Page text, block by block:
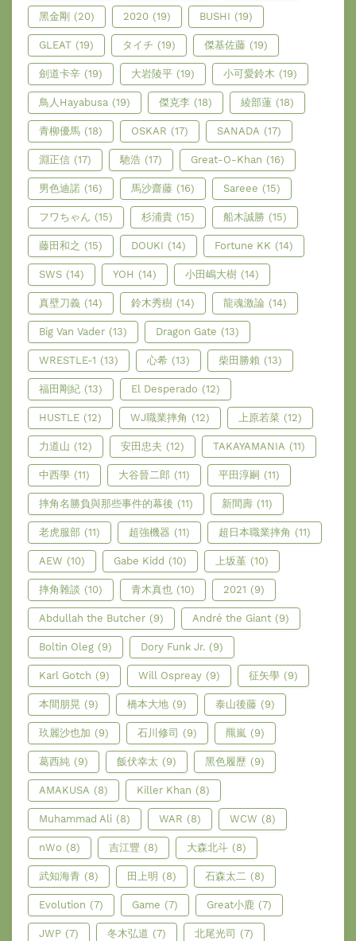
黑金剛 (20) 2020 (19) BUSHI (19)
GLEAT (19) タイチ (19) 傑基佐藤 (19)
劍道卡辛 (19) 大岩陵平 (19) 小可愛鈴木 (19)
鳥人Hayabusa (19) 傑克李 (18) 綾部蓮 (18)
青柳優馬 (18) OSKAR (17) SANADA (17)
淵正信 (17) 馳浩 (17) Great-O-Khan (16)
男色迪諾 (16) 馬沙齋藤 (16) Sareee (15)
フワちゃん (15) 杉浦貴 (15) 船木誠勝 (15)
藤田和之 (15) DOUKI (14) Fortune KK (14)
SWS (14) YOH (14) 小田嶋大樹 (14)
真壁刀義 (14) 鈴木秀樹 (14) 龍魂激論 (14)
Big Van Vader (13) Dragon Gate (13)
WRESTLE-1 (13) 心希 (13) 柴田勝賴 (13)
福田剛紀 (13) El Desperado (12)
HUSTLE (12) WJ職業摔角 (12) 上原若菜 (12)
力道山 (12) 安田忠夫 (12) TAKAYAMANIA (11)
中西學 (11) 大谷晉二郎 (11) 平田淳嗣 (11)
摔角名勝負與那些事件的幕後 (11) 新間壽 (11)
老虎服部 (11) 超強機器 (11) 超日本職業摔角 (11)
AEW (10) Gabe Kidd (10) 上坂堇 (10)
摔角雜談 (10) 青木真也 (10) 2021 (9)
Abdullah the Butcher (9) André the Giant (9)
Boltin Oleg (9) Dory Funk Jr. (9)
Karl Gotch (9) Will Ospreay (9) 征矢學 (9)
本間朋晃 (9) 橋本大地 (9) 泰山後藤 (9)
玖麗沙也加 (9) 石川修司 (9) 羆嵐 (9)
葛西純 (9) 飯伏幸太 (9) 黑色履歷 (9)
AMAKUSA (8) Killer Khan (8)
Muhammad Ali (8) WAR (8) WCW (8)
nWo (8) 吉江豐 (8) 大森北斗 (8)
武知海青 (8) 田上明 (8) 石森太二 (8)
Evolution (7) Game (7) Great小鹿 (7)
JWP (7) 冬木弘道 (7) 北尾光司 (7)